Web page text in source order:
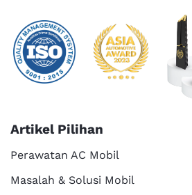
Artikel Pilihan
Perawatan AC Mobil
Masalah & Solusi Mobil